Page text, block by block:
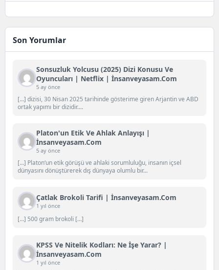
Son Yorumlar
Sonsuzluk Yolcusu (2025) Dizi Konusu Ve
Oyuncuları | Netflix | İnsanveyasam.com
5 ay önce
[…] dizisi, 30 Nisan 2025 tarihinde gösterime giren Arjantin ve ABD
ortak yapımı bir dizidir....
Platon'un Etik Ve Ahlak Anlayışı |
İnsanveyasam.com
5 ay önce
[…] Platon‘un etik görüşü ve ahlaki sorumluluğu, insanın içsel
dünyasını dönüştürerek dış dünyaya olumlu bir...
Çatlak Brokoli Tarifi | İnsanveyasam.com
1 yıl önce
[…] 500 gram brokoli […]
KPSS Ve Nitelik Kodları: Ne İşe Yarar? |
İnsanveyasam.com
1 yıl önce